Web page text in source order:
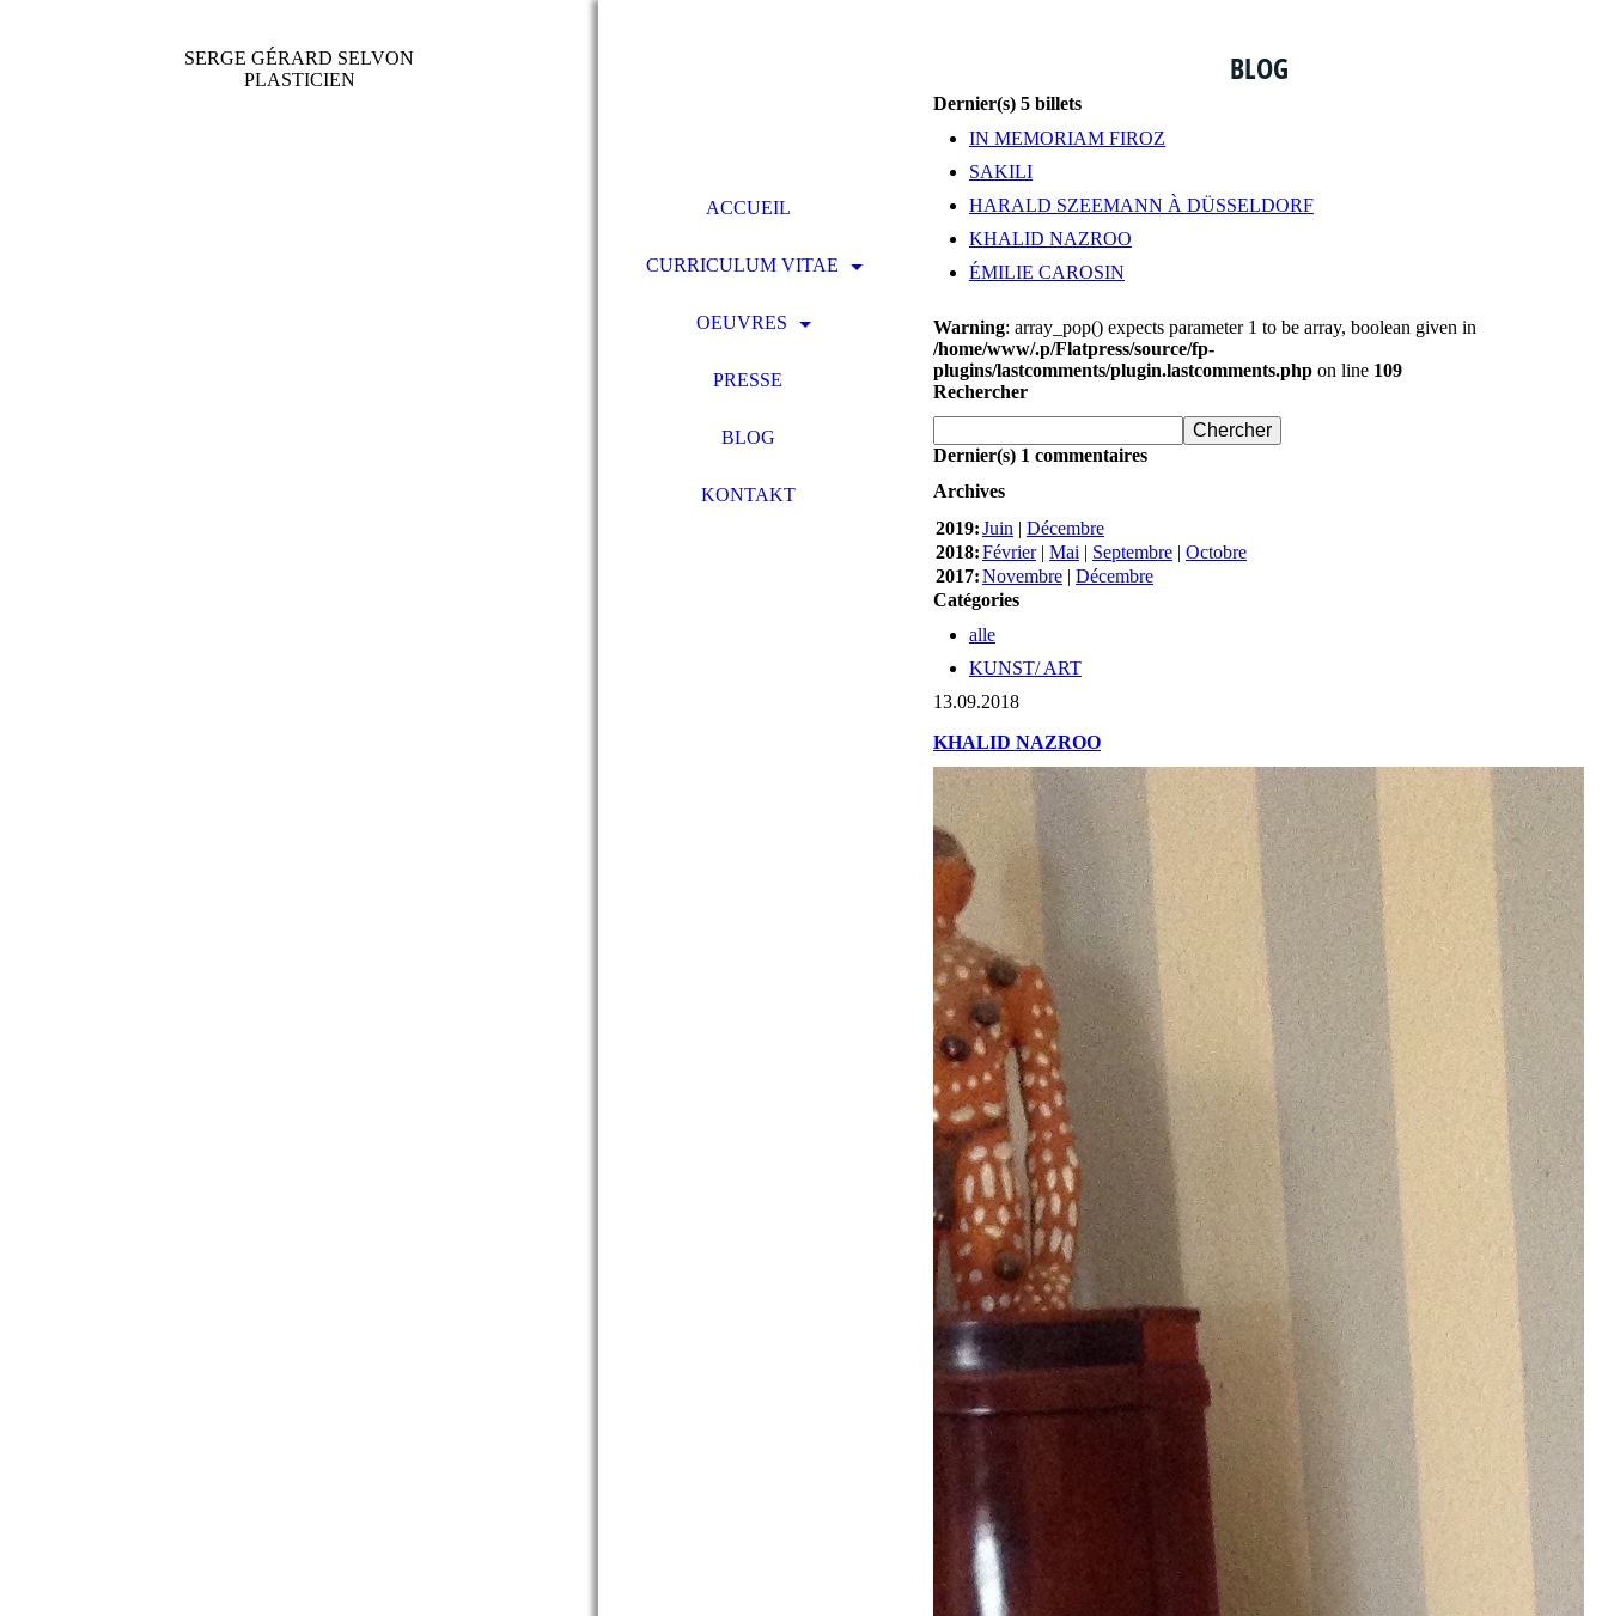
SERGE GÉRARD SELVON
PLASTICIEN
ACCUEIL
CURRICULUM VITAE
OEUVRES
PRESSE
BLOG
KONTAKT
BLOG
Dernier(s) 5 billets
IN MEMORIAM FIROZ
SAKILI
HARALD SZEEMANN À DÜSSELDORF
KHALID NAZROO
ÉMILIE CAROSIN
Warning: array_pop() expects parameter 1 to be array, boolean given in
/home/www/.p/Flatpress/source/fp-
plugins/lastcomments/plugin.lastcomments.php on line 109
Rechercher
Dernier(s) 1 commentaires
Archives
2019:Juin | Décembre
2018:Février| Mai | Septembre | Octobre
2017:Novembre | Décembre
Catégories
alle
KUNST/ ART
13.09.2018
KHALID NAZROO